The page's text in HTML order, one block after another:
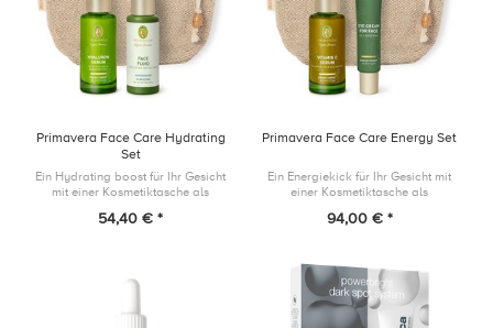
Primavera Face Care Hydrating
Set
Ein Hydrating boost für Ihr Gesicht
mit einer Kosmetiktasche als
54,40 € *
Primavera Face Care Energy Set
Ein Energiekick für Ihr Gesicht mit
einer Kosmetiktasche als
94,00 € *